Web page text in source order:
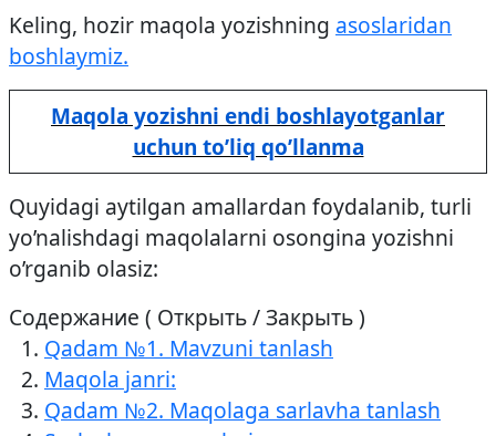
Keling, hozir maqola yozishning asoslaridan
boshlaymiz.
Maqola yozishni endi boshlayotganlar
uchun to’liq qo’llanma
Quyidagi aytilgan amallardan foydalanib, turli
yo’nalishdagi maqolalarni osongina yozishni
o’rganib olasiz:
Содержание ( Открыть / Закрыть )
Qadam №1. Mavzuni tanlash
Maqola janri:
Qadam №2. Maqolaga sarlavha tanlash